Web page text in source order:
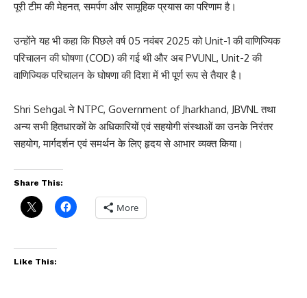
पूरी टीम की मेहनत, समर्पण और सामूहिक प्रयास का परिणाम है।
उन्होंने यह भी कहा कि पिछले वर्ष 05 नवंबर 2025 को Unit-1 की वाणिज्यिक
परिचालन की घोषणा (COD) की गई थी और अब PVUNL, Unit-2 की
वाणिज्यिक परिचालन के घोषणा की दिशा में भी पूर्ण रूप से तैयार है।
Shri Sehgal ने NTPC, Government of Jharkhand, JBVNL तथा
अन्य सभी हितधारकों के अधिकारियों एवं सहयोगी संस्थाओं का उनके निरंतर
सहयोग, मार्गदर्शन एवं समर्थन के लिए हृदय से आभार व्यक्त किया।
Share This:
More
Like This: